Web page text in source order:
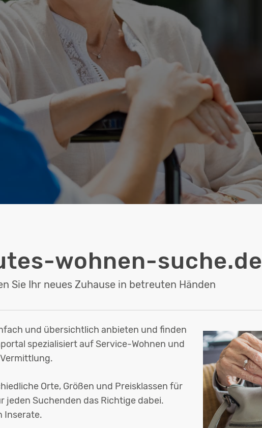
wohnen-suche.de
Sie Ihr neues Zuhause in betreuten Händen
und übersichtlich anbieten und finden
spezialisiert auf Service-Wohnen und
Orte, Größen und Preisklassen für
jeden Suchenden das Richtige dabei.
Inserate.